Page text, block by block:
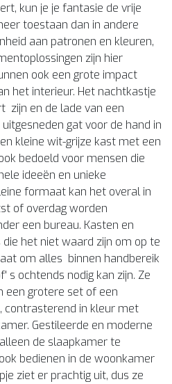
kun je je fantasie de vrije
toestaan dan in andere
aan patronen en kleuren,
zijn hier
ook een grote impact
het interieur. Het nachtkastje
zijn en de lade van een
gat voor de hand in
kleine wit-grijze kast met een
bedoeld voor mensen die
ideeën en unieke
formaat kan het overal in
of overdag worden
een bureau. Kasten en
het niet waard zijn om op te
om alles binnen handbereik
s ochtends nodig kan zijn. Ze
een grotere set of een
contrasterend in kleur met
Gestileerde en moderne
de slaapkamer te
bedienen in de woonkamer
ziet er prachtig uit, dus ze